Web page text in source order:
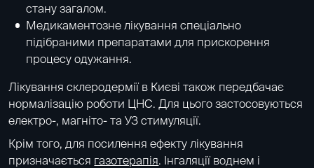
стану загалом.
Медикаментозне лікування спеціально
підібраними препаратами для прискорення
процесу одужання.
Лікування склеродермії в Києві також передбачає
нормалізацію роботи ЦНС. Для цього застосовуються
електро-, магніто- та УЗ стимуляції.
Крім того, для посилення ефекту лікування
призначається газотерапія . Інгаляції воднем і